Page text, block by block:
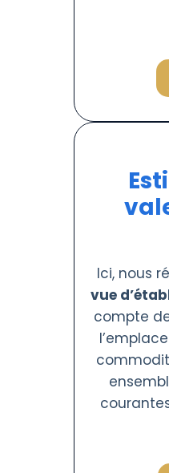
Ici, nous
vue
compte